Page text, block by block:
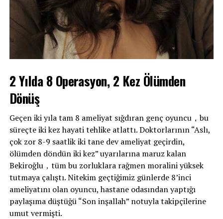
2 Yılda 8 Operasyon, 2 Kez Ölümden
Dönüş
Geçen iki yıla tam 8 ameliyat sığdıran genç oyuncu，bu
süreçte iki kez hayati tehlike atlattı. Doktorlarının “Aslı,
çok zor 8-9 saatlik iki tane dev ameliyat geçirdin,
ölümden döndün iki kez” uyarılarına maruz kalan
Bekiroğlu，tüm bu zorluklara rağmen moralini yüksek
tutmaya çalıştı. Nitekim geçtiğimiz günlerde 8’inci
ameliyatını olan oyuncu, hastane odasından yaptığı
paylaşıma düştüğü “Son inşallah” notuyla takipçilerine
umut vermişti.